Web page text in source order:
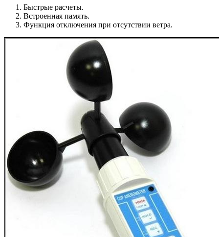
Быстрые расчеты.
Встроенная память.
Функция отключения при отсутствии ветра.